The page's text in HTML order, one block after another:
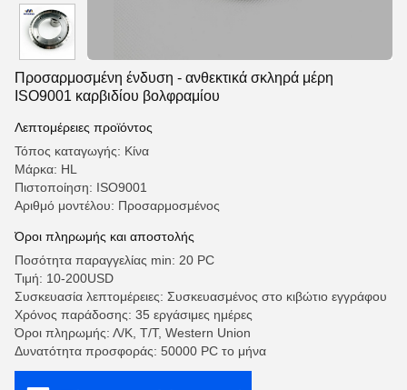
Προσαρμοσμένη ένδυση - ανθεκτικά σκληρά μέρη
ISO9001 καρβιδίου βολφραμίου
Λεπτομέρειες προϊόντος
Τόπος καταγωγής: Κίνα
Μάρκα: HL
Πιστοποίηση: ISO9001
Αριθμό μοντέλου: Προσαρμοσμένος
Όροι πληρωμής και αποστολής
Ποσότητα παραγγελίας min: 20 PC
Τιμή: 10-200USD
Συσκευασία λεπτομέρειες: Συσκευασμένος στο κιβώτιο εγγράφου
Χρόνος παράδοσης: 35 εργάσιμες ημέρες
Όροι πληρωμής: Λ/Κ, Τ/Τ, Western Union
Δυνατότητα προσφοράς: 50000 PC το μήνα